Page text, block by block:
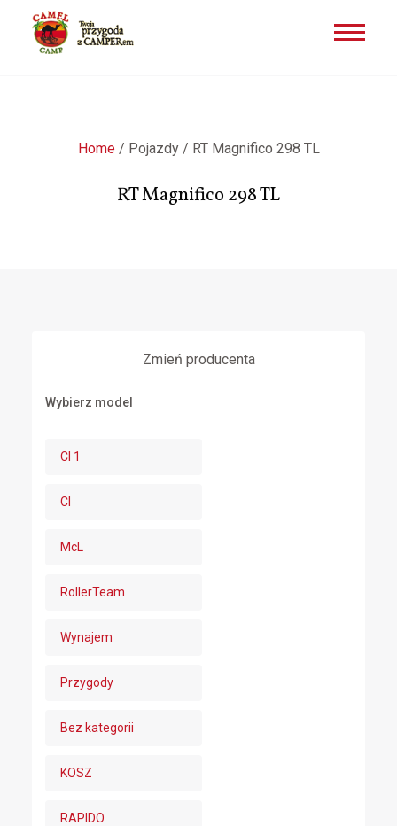
Home/ Pojazdy/ RT Magnifico 298 TL
RT Magnifico 298 TL
Zmień producenta
Wybierz model
CI 1
CI
McL
RollerTeam
Wynajem
Przygody
Bez kategorii
KOSZ
RAPIDO